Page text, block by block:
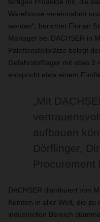
Warehouse vereinnahmt
werden“, berichtet Florian
Manager bei DACHSER in
Palettenstellplätze belegt
Gefahrstofflager mit etwa
entspricht etwa einem
„Mit
aufbauen
Dörflinger,
Procurement
DACHSER distribuiert von
Kunden in aller Welt, die zu
industriellen Bereich